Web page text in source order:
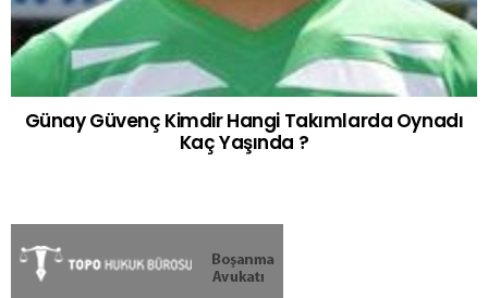
Günay Güvenç Kimdir Hangi Takımlarda Oynadı
Kaç Yaşında ?